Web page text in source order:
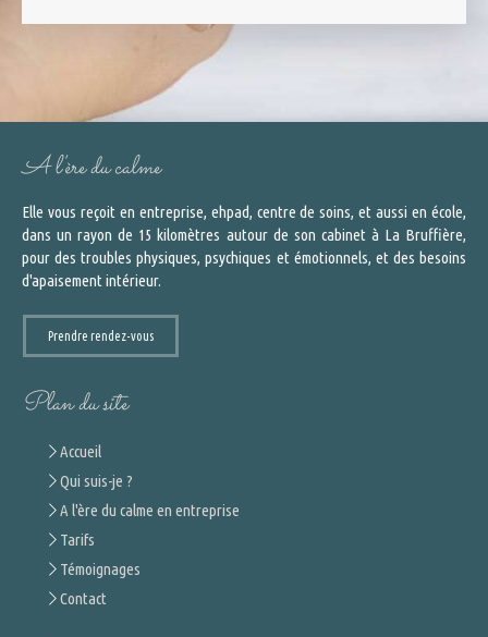
A l'ère du calme
Elle vous reçoit en entreprise, ehpad, centre de soins, et aussi en école,
dans un rayon de 15 kilomètres autour de son cabinet à La Bruffière,
pour des troubles physiques, psychiques et émotionnels, et des besoins
d'apaisement intérieur.
Prendre rendez-vous
Plan du site
Accueil
Qui suis-je ?
A l'ère du calme en entreprise
Tarifs
Témoignages
Contact